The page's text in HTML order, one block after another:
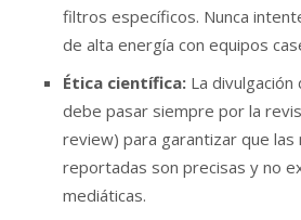
filtros específicos. Nunca
de alta energía con equipos
Ética científica: La
debe pasar siempre por la
review) para garantizar que las
reportadas son precisas y no
mediáticas.